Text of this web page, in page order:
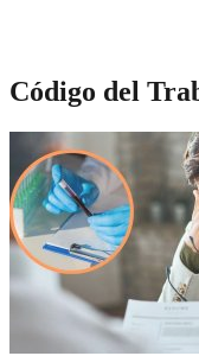
Código del